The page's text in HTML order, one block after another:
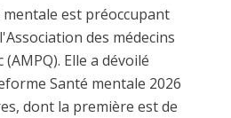
est préoccupant
des médecins
Elle a dévoilé
Santé mentale 2026
dont la première est de